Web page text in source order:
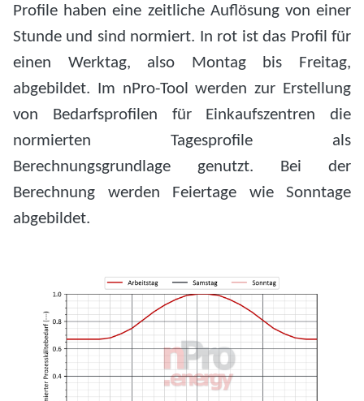
Profile haben eine zeitliche Auflösung von einer
Stunde und sind normiert. In rot ist das Profil für
einen Werktag, also Montag bis Freitag,
abgebildet. Im nPro-Tool werden zur Erstellung
von Bedarfsprofilen für Einkaufszentren die
normierten Tagesprofile als
Berechnungsgrundlage genutzt. Bei der
Berechnung werden Feiertage wie Sonntage
abgebildet.